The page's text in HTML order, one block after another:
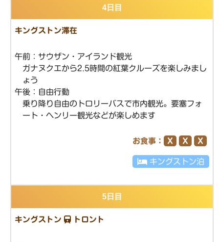
4日目
キングストン滞在
午前：サウザン・アイランド観光
ガナヌクエから2.5時間の紅葉クルーズを楽しみまし
ょう
午後：自由行動
乗り降り自由のトロリーバスで市内観光。要塞フォ
ート・ヘンリー観光などが楽しめます
お食事： Ｘ Ｘ Ｘ
キングストン泊
5日目
キングストン トロント